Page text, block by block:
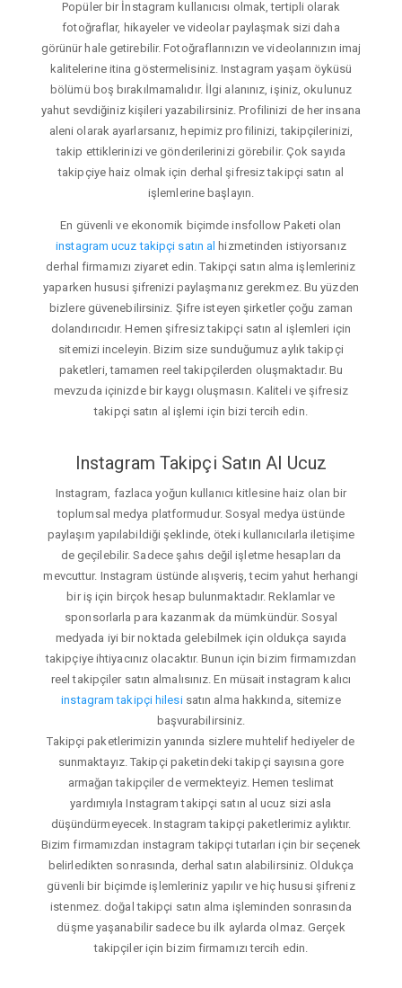
Popüler bir İnstagram kullanıcısı olmak, tertipli olarak
fotoğraflar, hikayeler ve videolar paylaşmak sizi daha
görünür hale getirebilir. Fotoğraflarınızın ve videolarınızın imaj
kalitelerine itina göstermelisiniz. Instagram yaşam öyküsü
bölümü boş bırakılmamalıdır. İlgi alanınız, işiniz, okulunuz
yahut sevdiğiniz kişileri yazabilirsiniz. Profilinizi de her insana
aleni olarak ayarlarsanız, hepimiz profilinizi, takipçilerinizi,
takip ettiklerinizi ve gönderilerinizi görebilir. Çok sayıda
takipçiye haiz olmak için derhal şifresiz takipçi satın al
işlemlerine başlayın.
En güvenli ve ekonomik biçimde insfollow Paketi olan
instagram ucuz takipçi satın al hizmetinden istiyorsanız
derhal firmamızı ziyaret edin. Takipçi satın alma işlemleriniz
yaparken hususi şifrenizi paylaşmanız gerekmez. Bu yüzden
bizlere güvenebilirsiniz. Şifre isteyen şirketler çoğu zaman
dolandırıcıdır. Hemen şifresiz takipçi satın al işlemleri için
sitemizi inceleyin. Bizim size sunduğumuz aylık takipçi
paketleri, tamamen reel takipçilerden oluşmaktadır. Bu
mevzuda içinizde bir kaygı oluşmasın. Kaliteli ve şifresiz
takipçi satın al işlemi için bizi tercih edin.
Instagram Takipçi Satın Al Ucuz
Instagram, fazlaca yoğun kullanıcı kitlesine haiz olan bir
toplumsal medya platformudur. Sosyal medya üstünde
paylaşım yapılabildiği şeklinde, öteki kullanıcılarla iletişime
de geçilebilir. Sadece şahıs değil işletme hesapları da
mevcuttur. Instagram üstünde alışveriş, tecim yahut herhangi
bir iş için birçok hesap bulunmaktadır. Reklamlar ve
sponsorlarla para kazanmak da mümkündür. Sosyal
medyada iyi bir noktada gelebilmek için oldukça sayıda
takipçiye ihtiyacınız olacaktır. Bunun için bizim firmamızdan
reel takipçiler satın almalısınız. En müsait instagram kalıcı
instagram takipçi hilesisatın alma hakkında, sitemize
başvurabilirsiniz.
Takipçi paketlerimizin yanında sizlere muhtelif hediyeler de
sunmaktayız. Takipçi paketindeki takipçi sayısına gore
armağan takipçiler de vermekteyiz. Hemen teslimat
yardımıyla Instagram takipçi satın al ucuz sizi asla
düşündürmeyecek. Instagram takipçi paketlerimiz aylıktır.
Bizim firmamızdan instagram takipçi tutarları için bir seçenek
belirledikten sonrasında, derhal satın alabilirsiniz. Oldukça
güvenli bir biçimde işlemleriniz yapılır ve hiç hususi şifreniz
istenmez. doğal takipçi satın alma işleminden sonrasında
düşme yaşanabilir sadece bu ilk aylarda olmaz. Gerçek
takipçiler için bizim firmamızı tercih edin.